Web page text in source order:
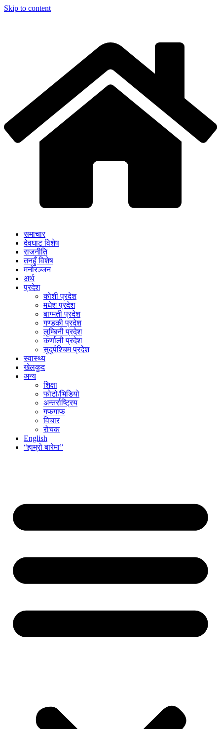
Skip to content
समाचार
देवघाट विशेष
राजनीति
तनहुँ विशेष
मनोरञ्जन
अर्थ
प्रदेश
कोशी प्रदेश
मधेश प्रदेश
बाग्मती प्रदेश
गण्डकी प्रदेश
लुम्बिनी प्रदेश
कर्णाली प्रदेश
सुदुर्पश्चिम प्रदेश
स्वास्थ्य
खेलकुद
अन्य
शिक्षा
फोटो/भिडियो
अन्तर्राष्ट्रिय
गफगाफ
विचार
रोचक
English
“हाम्रो बारेमा”